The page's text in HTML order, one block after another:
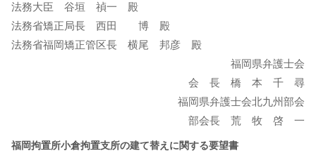
法務大臣 谷垣 禎一 殿
法務省矯正局長 西田 博 殿
法務省福岡矯正管区長 横尾 邦彦 殿
福岡県弁護士会
会 長 橋 本 千 尋
福岡県弁護士会北九州部会
部会長 荒 牧 啓 一
福岡拘置所小倉拘置支所の建て替えに関する要望書